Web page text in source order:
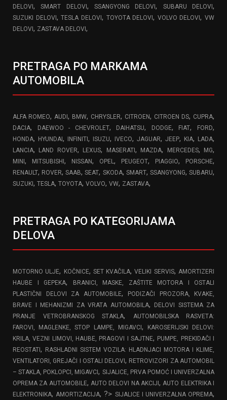
DELOVI,SMART DELOVI,SSANGYONG DELOVI, SUBARU DELOVI,
SUZUKI DELOVI,TESLA DELOVI, TOYOTA DELOVI, VOLVO DELOVI, VW
DELOVI, ZASTAVA DELOVI,
PRETRAGA PO MARKAMA
AUTOMOBILA
ALFA ROMEO, AUDI, BMW, CHRYSLER, CITROEN, CITROEN DS, CUPRA,
DACIA, DAEWOO - CHEVROLET, DAIHATSU, DODGE, FIAT, FORD,
HONDA, HYUNDAI, INFINITI, ISUZU, IVECO, JAGUAR, JEEP, KIA, LADA,
LANCIA, LAND ROVER, LEXUS, MASERATI, MAZDA, MERCEDES, MG,
MINI, MITSUBISHI, NISSAN, OPEL, PEUGEOT, PIAGGIO, PORSCHE,
RENAULT, ROVER,SAAB,SEAT, SKODA, SMART, SSANGYONG,SUBARU,
SUZUKI, TESLA, TOYOTA, VOLVO, VW, ZASTAVA,
PRETRAGA PO KATEGORIJAMA
DELOVA
MOTORNO ULJE, KOČNICE, SET KVAČILA,VELIKI SERVIS,AMORTIZERI
HAUBE I GEPEKA,
BRANICI, MASKE, ZAŠTITE MOTORA I OSTALI
PLASTIČNI DELOVI ZA AUTOMOBILE,
PODIZAČI PROZORA, KVAKE,
BRAVE I MEHANIZMI ZA VRATA AUTOMOBILA,
DELOVI SISTEMA ZA
PRANJE VETROBRANSKOG STAKLA,
AUTOMOBILSKA RASVETA:
FAROVI, MAGLENKE, STOP LAMPE, MIGAVCI,
KAROSERIJSKI DELOVI:
KRILA, VEZNI LIMOVI, HAUBE, PRAGOVI I SAJTNE, PUMPE, PREKIDAČI I
REOSTATI, RASHLADNI SISTEM VOZILA: HLADNJACI MOTORA I KLIME,
VENTILATORI, GREJAČI I OSTALI DELOVI, RETROVIZORI ZA AUTOMOBIL
– STAKLA, POKLOPCI, MIGAVCI, SIJALICE, PRVA POMOĆ I UNIVERZALNA
OPREMA ZA AUTOMOBILE,AUTO DELOVI NA AKCIJI,AUTO ELEKTRIKA I
ELEKTRONIKA,AMORTIZACIJA, ?> SIJALICE I UNIVERZALNA OPREMA,